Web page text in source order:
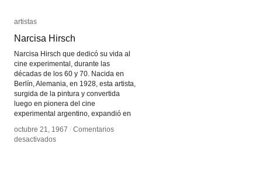
artistas
Narcisa Hirsch
Narcisa Hirsch que dedicó su vida al
cine experimental, durante las
décadas de los 60 y 70. Nacida en
Berlín, Alemania, en 1928, esta artista,
surgida de la pintura y convertida
luego en pionera del cine
experimental argentino, expandió en
octubre 21, 1967 / Comentarios
desactivadosen
artistas
Narcisa Hirsch
octubre 21, 1967 / Comentarios
desactivadosen